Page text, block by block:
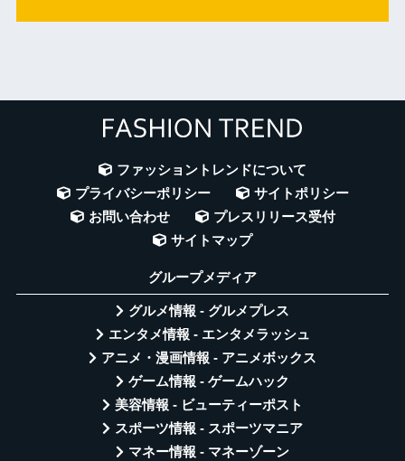
ファッショントレンドについて
プライバシーポリシー
サイトポリシー
お問い合わせ
プレスリリース受付
サイトマップ
グループメディア
グルメ情報 - グルメプレス
エンタメ情報 - エンタメラッシュ
アニメ・漫画情報 - アニメボックス
ゲーム情報 - ゲームハック
美容情報 - ビューティーポスト
スポーツ情報 - スポーツマニア
マネー情報 - マネーゾーン